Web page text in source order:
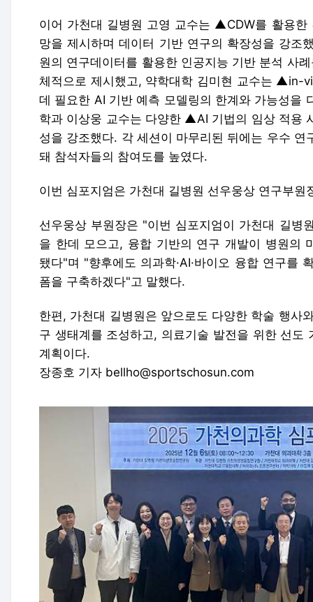
이어 가천대 길병원 고영 교수는 ▲CDW를 활용한
망을 제시하며 데이터 기반 연구의 확장성을 강
원의 연구데이터를 활용한 인공지능 기반 분석 사
체적으로 제시했고, 약학대학 김미현 교수는 ▲in-
데 필요한 AI 기반 예측 모델링의 한계와 가능성을
학과 이상웅 교수는 다양한 ▲AI 기법의 임상 적용
성을 강조했다. 각 세션이 마무리된 뒤에는 우수
돼 참석자들의 참여도를 높였다.
이번 심포지엄은 가천대 길병원 선우웅상 연구부원
선우웅상 부원장은 "이번 심포지엄이 가천대 길병
을 한데 모으고, 융합 기반의 연구 개발이 병원의
됐다"며 "향후에도 의과학·AI·바이오 융합 연구를
폼을 구축하겠다"고 말했다.
한편, 가천대 길병원은 앞으로도 다양한 학술 행사
구 생태계를 조성하고, 의료기술 발전을 위한 선도
계획이다.
장종호 기자 bellho@sportschosun.com